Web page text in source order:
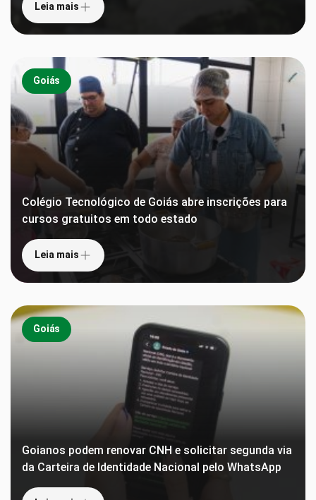
Leia mais
Goiás
Colégio Tecnológico de Goiás abre inscrições para
cursos gratuitos em todo estado
Leia mais
Goiás
Goianos podem renovar CNH e solicitar segunda via
da Carteira de Identidade Nacional pelo WhatsApp